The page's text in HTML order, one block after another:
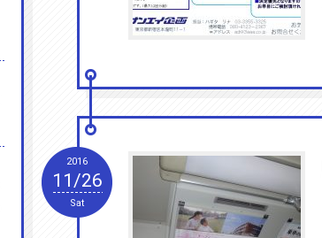
2016
11/26
Sat